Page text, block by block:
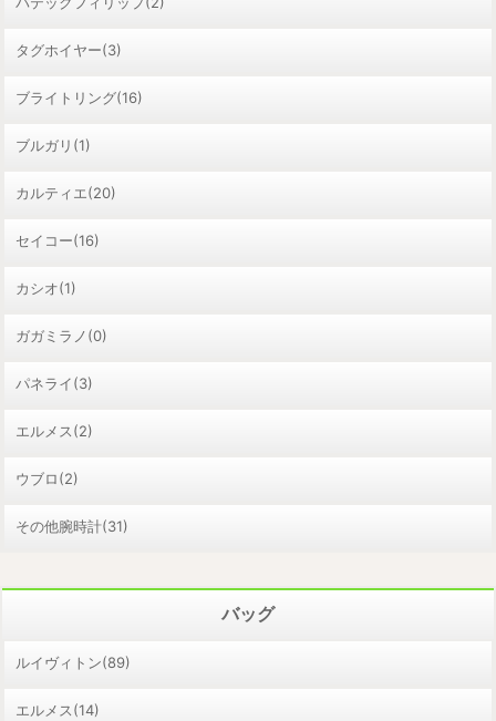
タグホイヤー(3)
ブライトリング(16)
ブルガリ(1)
カルティエ(20)
セイコー(16)
カシオ(1)
ガガミラノ(0)
パネライ(3)
エルメス(2)
ウブロ(2)
その他腕時計(31)
バッグ
ルイヴィトン(89)
エルメス(14)